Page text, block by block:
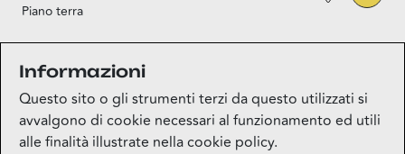
Piano terra
Medi-market
Piano terra
Informazioni
Questo sito o gli strumenti terzi da questo utilizzati si
avvalgono di cookie necessari al funzionamento ed utili
alle finalità illustrate nella cookie policy.